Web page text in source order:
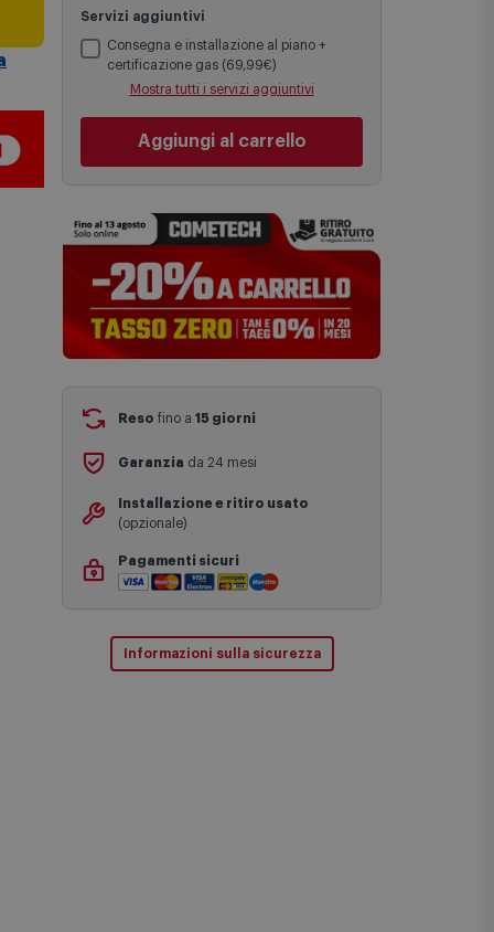
statistiche di consegna in possesso di
I tempi di consegna effettivi potrebbero
variare in situazioni specifiche (ad
esempio consegne verso zone
regioni montane, consegna nei periodi
festivi e ricorrenze principali o in
acquistati in modalità di prenotazione
verranno spediti a partire dalla data di
prodotto.
Servizi aggiuntivi
certificazione gas (69,99€)
Garanzia da 24 mesi
(opzionale)
Pagamenti sicuri